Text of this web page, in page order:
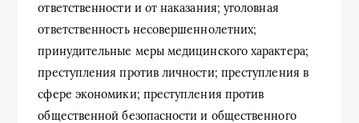
ответственности и от наказания; уголовная
ответственность несовершеннолетних;
принудительные меры медицинского характера;
преступления против личности; преступления в
сфере экономики; преступления против
общественной безопасности и общественного